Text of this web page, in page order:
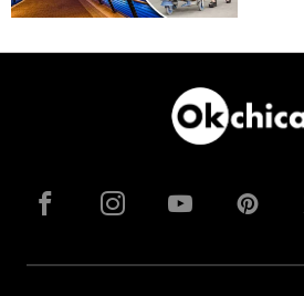
FacebookInstagramYouTube